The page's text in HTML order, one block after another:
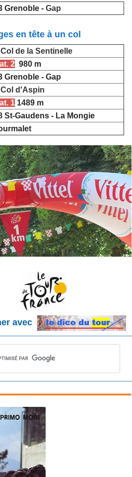
Grenoble - Gap
en tête à un col
Col de la Sentinelle
2 980 m
Grenoble - Gap
Col d'Aspin
1 1489 m
St-Gaudens - La Mongie
avec